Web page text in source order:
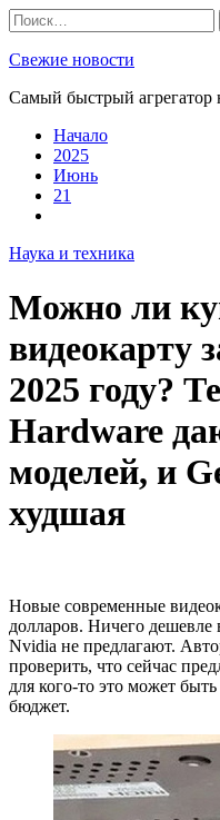
Skip
to
content
Найти:
Свежие новости
Самый быстрый агрегатор
Начало
2025
Июнь
21
Наука и техника
Можно ли
видеокарту
2025 году?
Hardware
моделей, и
худшая
Новые современные
долларов. Ничего
Nvidia не предлагают.
проверить, что сейчас
для кого-то это может
бюджет.